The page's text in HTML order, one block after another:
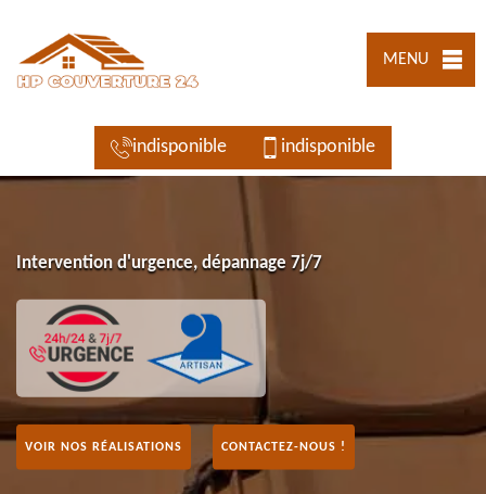
MENU
indisponible indisponible
Intervention d'urgence, dépannage 7j/7
VOIR NOS RÉALISATIONS CONTACTEZ-NOUS !